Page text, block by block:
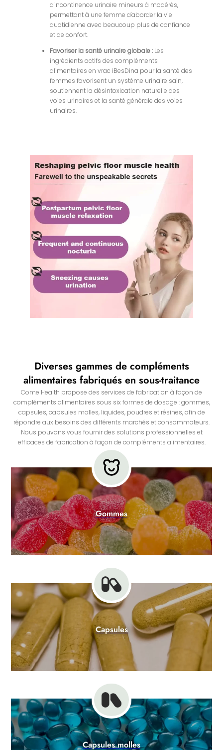
d'incontinence urinaire mineurs à modérés,
permettant à une femme d'aborder la vie
quotidienne avec beaucoup plus de confiance
et de confort.
Favoriser la santé urinaire globale : Les
ingrédients actifs des compléments
alimentaires en vrac iBesDina pour la santé des
femmes favorisent un système urinaire sain,
soutiennent la désintoxication naturelle des
voies urinaires et la santé générale des voies
urinaires.
Diverses gammes de compléments
alimentaires fabriqués en sous-traitance
Come Health propose des services de fabrication à façon de
compléments alimentaires sous six formes de dosage : gommes,
capsules, capsules molles, liquides, poudres et résines, afin de
répondre aux besoins des différents marchés et consommateurs.
Nous pouvons vous fournir des solutions professionnelles et
efficaces de fabrication à façon de compléments alimentaires.
Gommes
Capsules
Capsules molles